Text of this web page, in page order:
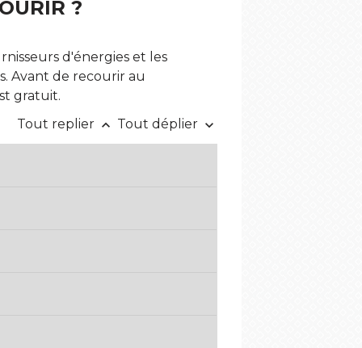
?
d'énergies et les
Avant de recourir au
gratuit.
Tout replier keyboard_arrow_up Tout déplier keyboard_arrow_down